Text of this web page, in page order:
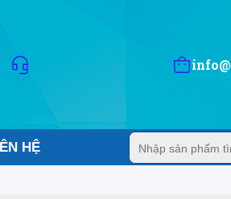
HỆ
quá tuyệt vời, hỗ trợ
Phạm Hoàng
(Đánh giá 1 năm